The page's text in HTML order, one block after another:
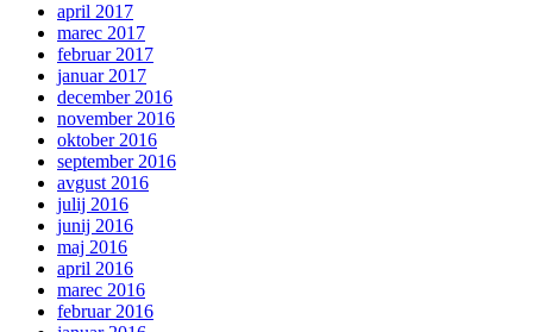
april 2017
marec 2017
februar 2017
januar 2017
december 2016
november 2016
oktober 2016
september 2016
avgust 2016
julij 2016
junij 2016
maj 2016
april 2016
marec 2016
februar 2016